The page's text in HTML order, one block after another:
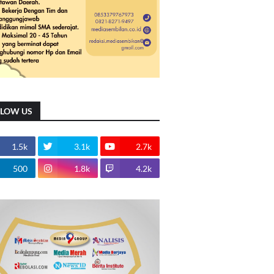
US
1.5k 3.1k 2.7k
500 1.8k 4.2k